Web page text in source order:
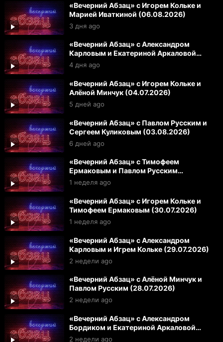
«Вечерний Абзац» с Игорем Кольке и
Марией Иваткиной (06.08.2026)
3 дня ago
«Вечерний Абзац» с Александром
Карловым и Екатериной Аркаловой
(05.08.2026)
4 дня ago
«Вечерний Абзац» с Игорем Кольке и
Алёной Минчук (04.07.2026)
5 дней ago
«Вечерний Абзац» с Павлом Русским и
Сергеем Куликовым (03.08.2026)
6 дней ago
«Вечерний Абзац» с Тимофеем
Ермаковым и Павлом Русским
(31.07.2026)
1 неделя ago
«Вечерний Абзац» с Игорем Кольке и
Тимофеем Ермаковым (30.07.2026)
1 неделя ago
«Вечерний Абзац» с Александром
Карловым и Игрем Кольке (29.07.2026)
2 недели ago
«Вечерний Абзац» с Алёной Минчук и
Павлом Русским (28.07.2026)
2 недели ago
«Вечерний Абзац» с Александром
Бордиком и Екатериной Аркаловой
(27.07.2026)
2 недели ago